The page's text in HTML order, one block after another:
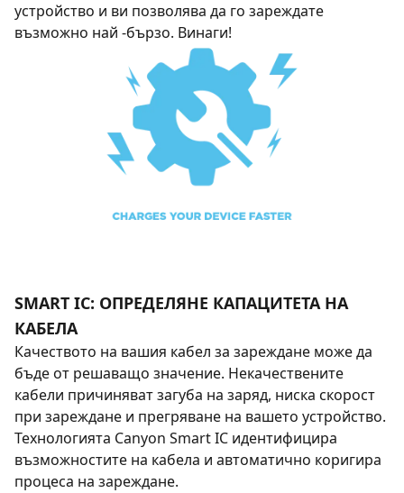
устройство и ви позволява да го зареждате
възможно най -бързо. Винаги!
SMART IC: ОПРЕДЕЛЯНЕ КАПАЦИТЕТА НА
КАБЕЛА
Качеството на вашия кабел за зареждане може да
бъде от решаващо значение. Некачествените
кабели причиняват загуба на заряд, ниска скорост
при зареждане и прегряване на вашето устройство.
Технологията Canyon Smart IC идентифицира
възможностите на кабела и автоматично коригира
процеса на зареждане.